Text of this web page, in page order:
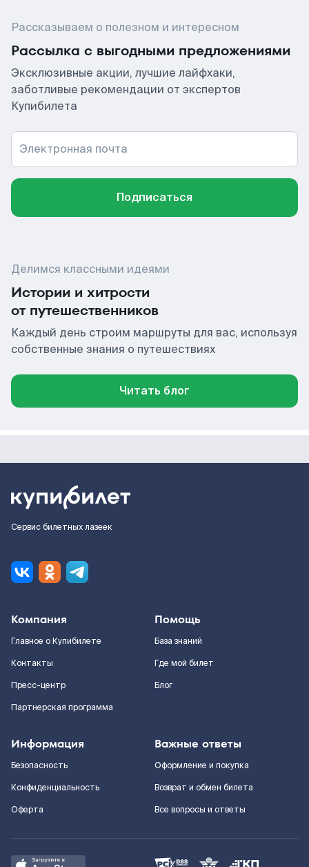
Рассказываем о полезном и интересном
Рассылка с выгодными предложениями
Эксклюзивные акции, лучшие лайфхаки,
заботливые рекомендации от экспертов
Купибилета
Электронная почта
Подписаться
Делимся классными идеями
Истории и хитрости
от путешественников
Каждый день строим маршруты для вас, используя
собственные знания о путешествиях
Читать блог
Сервис билетных лазеек
Компания
Главное о Купибилете
Контакты
Пресс-центр
Партнерская программа
Помощь
База знаний
Где мой билет
Блог
Информация
Безопасность
Конфиденциальность
Оферта
Важные ответы
Оформление и покупка
Возврат и обмен билета
Все вопросы и ответы